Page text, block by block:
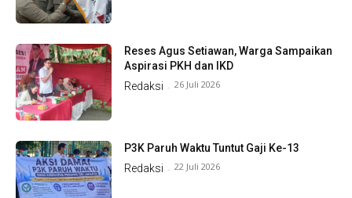
Reses Agus Setiawan, Warga Sampaikan
Aspirasi PKH dan IKD
Redaksi - 26 Juli 2026
P3K Paruh Waktu Tuntut Gaji Ke-13
Redaksi - 22 Juli 2026